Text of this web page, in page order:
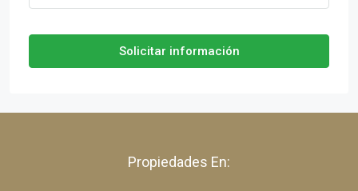
Solicitar información
Propiedades En: